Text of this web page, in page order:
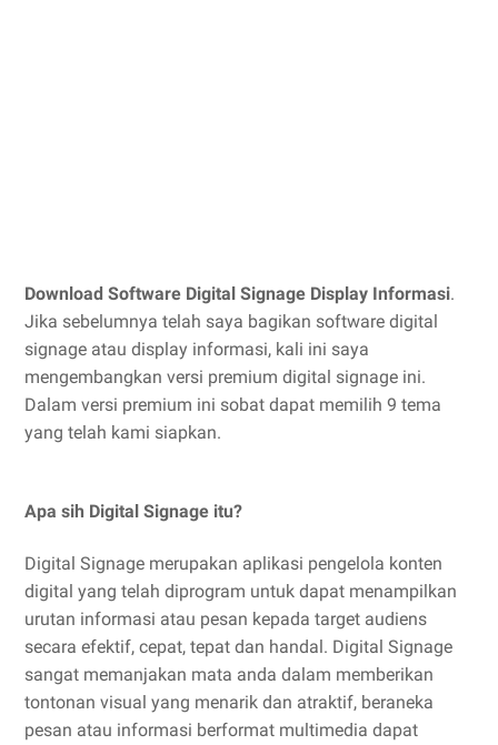
Download Software Digital Signage Display Informasi.
Jika sebelumnya telah saya bagikan software digital
signage atau display informasi, kali ini saya
mengembangkan versi premium digital signage ini.
Dalam versi premium ini sobat dapat memilih 9 tema
yang telah kami siapkan.
Apa sih Digital Signage itu?
Digital Signage merupakan aplikasi pengelola konten
digital yang telah diprogram untuk dapat menampilkan
urutan informasi atau pesan kepada target audiens
secara efektif, cepat, tepat dan handal. Digital Signage
sangat memanjakan mata anda dalam memberikan
tontonan visual yang menarik dan atraktif, beraneka
pesan atau informasi berformat multimedia dapat